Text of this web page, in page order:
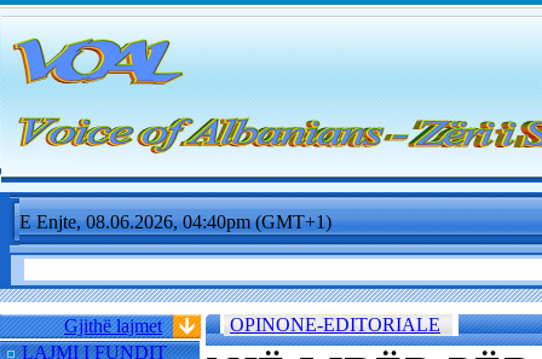
E Enjte, 08.06.2026, 04:40pm (GMT+1)
Gjithë lajmet
LAJMI I FUNDIT
OPINONE-EDITORIALE